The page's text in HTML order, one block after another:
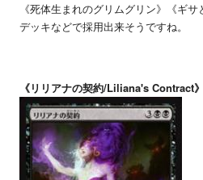
《死体生まれのグリムグリン》《ギ
デッキなどで採用出来そうですね。
《リリアナの契約/Liliana's Contract》